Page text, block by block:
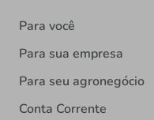
Para você
Para sua empresa
Para seu agronegócio
Conta Corrente